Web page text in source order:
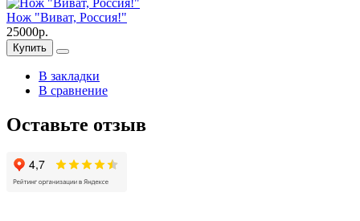
Нож "Виват, Россия!"
25000р.
Купить
В закладки
В сравнение
Оставьте отзыв